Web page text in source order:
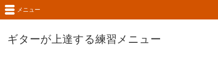
ギターが上達する練習メニュー
メニュー